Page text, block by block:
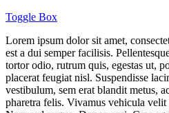
Toggle Box
Lorem ipsum dolor sit amet,
est a dui semper facilisis.
tortor odio, rutrum quis, egestas ut,
placerat feugiat nisl. Suspendisse
vestibulum, sem erat blandit metus,
pharetra felis. Vivamus vehicula velit